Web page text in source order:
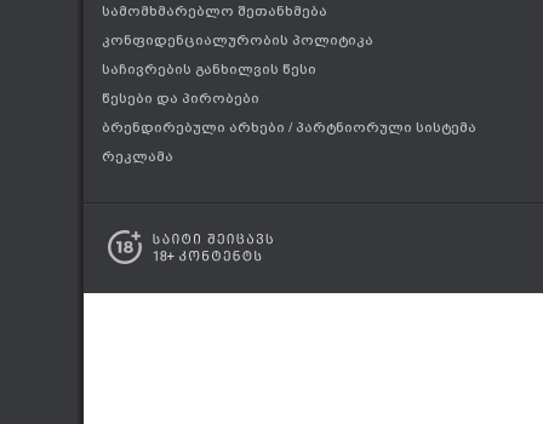
სამომხმარებლო შეთანხმება
კონფიდენციალურობის პოლიტიკა
საჩივრების განხილვის წესი
წესები და პირობები
ბრენდირებული არხები / პარტნიორული სისტემა
რეკლამა